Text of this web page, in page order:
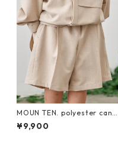
MOUN TEN. polyester canap
a half pants 125のみ [22S-M
P55C-1108a]
¥9,900